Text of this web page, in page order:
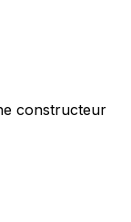
constructeur